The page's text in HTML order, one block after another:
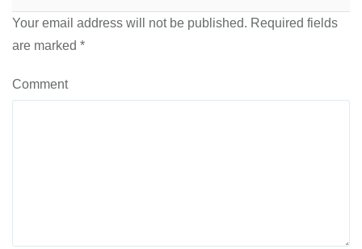
Your email address will not be published. Required fields
are marked *
Comment